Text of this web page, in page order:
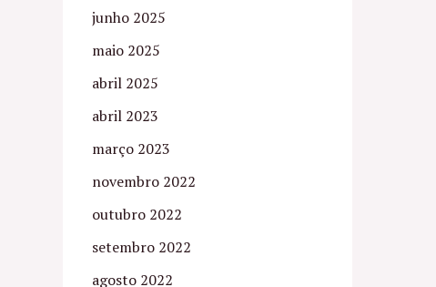
junho 2025
maio 2025
abril 2025
abril 2023
março 2023
novembro 2022
outubro 2022
setembro 2022
agosto 2022